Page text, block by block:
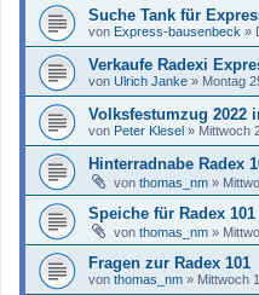
Suche Tank für
von Express-bausenbeck »
Verkaufe Radexi
von Ulrich Janke » Montag
Volksfestumzug 2022
von Peter Klesel » Mittwoch
Hinterradnabe Radex
von thomas_nm »
Speiche für Radex 101
von thomas_nm »
Fragen zur Radex 101
von thomas_nm » Mittwoch